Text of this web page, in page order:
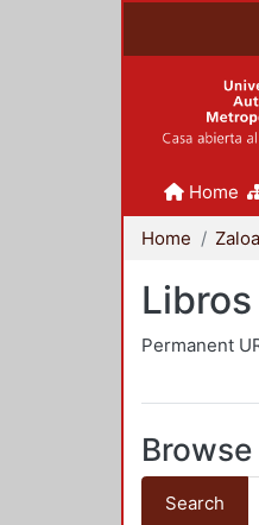
Home
Home
Permanent
Browse
Search